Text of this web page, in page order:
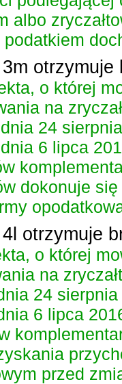
albo
otrzymuje
o której
na
24
6 lipca
dokonuje
otrzymuje
o której
na
24
6 lipca
przed